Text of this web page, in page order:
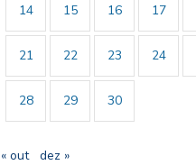
14 15 16 17
21 22 23 24
28 29 30
« out dez »